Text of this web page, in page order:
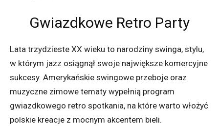
Gwiazdkowe Retro Party
Lata trzydzieste XX wieku to narodziny swinga, stylu,
w którym jazz osiągnął swoje największe komercyjne
sukcesy. Amerykańskie swingowe przeboje oraz
muzyczne zimowe tematy wypełnią program
gwiazdkowego retro spotkania, na które warto włożyć
polskie kreacje z mocnym akcentem bieli.